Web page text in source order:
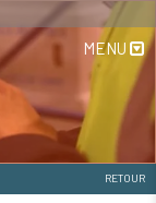
MENU
RETOUR